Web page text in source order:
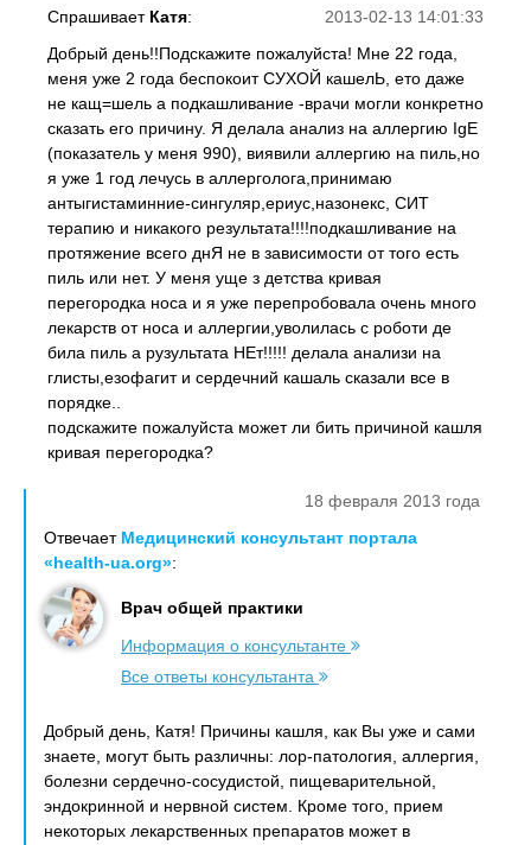
2013-02-13 14:01:33
Спрашивает Катя:
Добрый день!!Подскажите пожалуйста! Мне 22 года,
меня уже 2 года беспокоит СУХОЙ кашелЬ, ето даже
не кащ=шель а подкашливание -врачи могли конкретно
сказать его причину. Я делала анализ на аллергию IgE
(показатель у меня 990), виявили аллергию на пиль,но
я уже 1 год лечусь в аллерголога,принимаю
антыгистаминние-сингуляр,ериус,назонекс, СИТ
терапию и никакого результата!!!!подкашливание на
протяжение всего днЯ не в зависимости от того есть
пиль или нет. У меня уще з детства кривая
перегородка носа и я уже перепробовала очень много
лекарств от носа и аллергии,уволилась с роботи де
била пиль а рузультата НЕт!!!!! делала анализи на
глисты,езофагит и сердечний кашаль сказали все в
порядке..
подскажите пожалуйста может ли бить причиной кашля
кривая перегородка?
18 февраля 2013 года
Отвечает Медицинский консультант портала
«health-ua.org»:
Врач общей практики
Информация о консультанте
Все ответы консультанта
Добрый день, Катя! Причины кашля, как Вы уже и сами
знаете, могут быть различны: лор-патология, аллергия,
болезни сердечно-сосудистой, пищеварительной,
эндокринной и нервной систем. Кроме того, прием
некоторых лекарственных препаратов может в